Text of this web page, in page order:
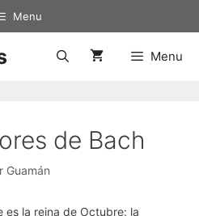
Menu
Menu
de Bach
Guamán
es la reina de Octubre: la